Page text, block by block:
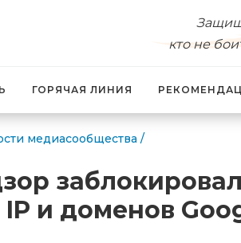
кто не
ГОРЯЧАЯ ЛИНИЯ
медиасообщества /
и доменов